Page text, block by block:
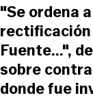
"Se ordena
Fuente...",
sobre
donde fue